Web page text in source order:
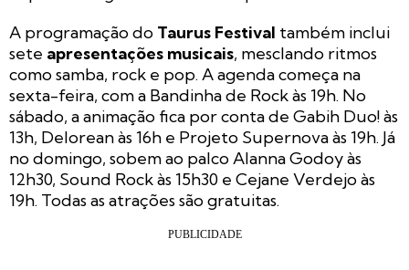
A programação do Taurus Festival também inclui
sete apresentações musicais, mesclando ritmos
como samba, rock e pop. A agenda começa na
sexta-feira, com a Bandinha de Rock às 19h. No
sábado, a animação fica por conta de Gabih Duo! às
13h, Delorean às 16h e Projeto Supernova às 19h. Já
no domingo, sobem ao palco Alanna Godoy às
12h30, Sound Rock às 15h30 e Cejane Verdejo às
19h. Todas as atrações são gratuitas.